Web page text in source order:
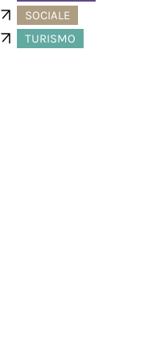
SOCIALE
TURISMO